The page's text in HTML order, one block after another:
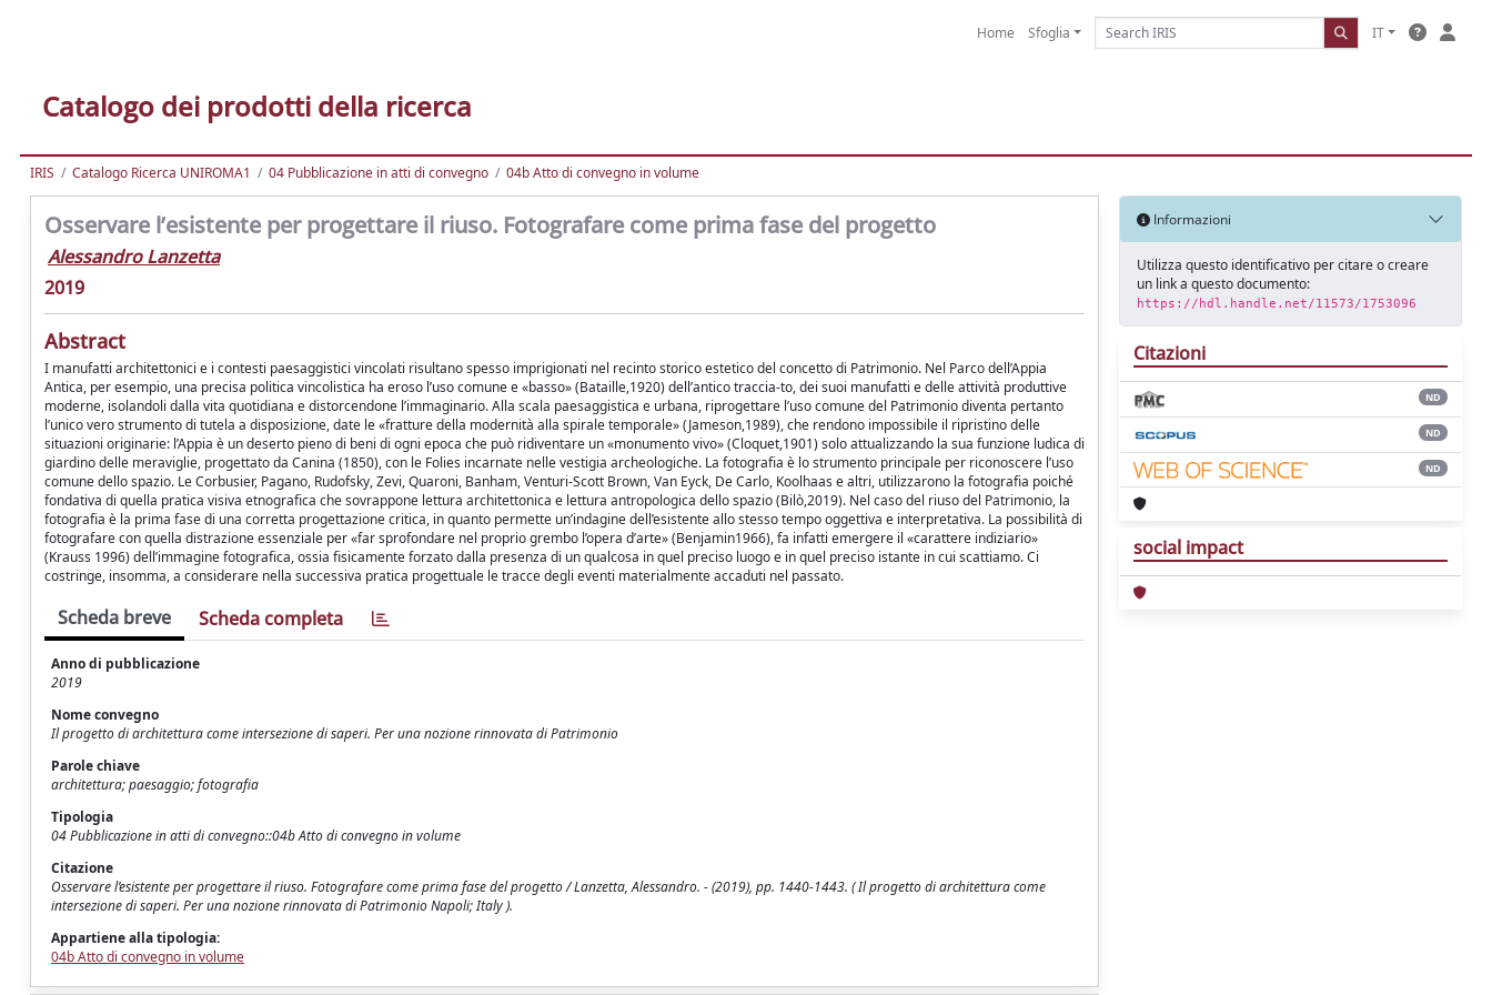
Home Sfoglia IT
Catalogo dei prodotti della ricerca
IRIS Catalogo Ricerca UNIROMA1 04 Pubblicazione in atti di convegno 04b Atto di convegno in volume
Osservare l’esistente per progettare il riuso. Fotografare come prima fase del progetto
Alessandro Lanzetta
2019
Abstract
I manufatti architettonici e i contesti paesaggistici vincolati risultano spesso imprigionati nel recinto storico estetico del concetto di Patrimonio. Nel Parco dell’Appia
Antica, per esempio, una precisa politica vincolistica ha eroso l’uso comune e «basso» (Bataille,1920) dell’antico traccia-to, dei suoi manufatti e delle attività produttive
moderne, isolandoli dalla vita quotidiana e distorcendone l’immaginario. Alla scala paesaggistica e urbana, riprogettare l’uso comune del Patrimonio diventa pertanto
l’unico vero strumento di tutela a disposizione, date le «fratture della modernità alla spirale temporale» (Jameson,1989), che rendono impossibile il ripristino delle
situazioni originarie: l’Appia è un deserto pieno di beni di ogni epoca che può ridiventare un «monumento vivo» (Cloquet,1901) solo attualizzando la sua funzione ludica di
giardino delle meraviglie, progettato da Canina (1850), con le Folies incarnate nelle vestigia archeologiche. La fotografia è lo strumento principale per riconoscere l’uso
comune dello spazio. Le Corbusier, Pagano, Rudofsky, Zevi, Quaroni, Banham, Venturi-Scott Brown, Van Eyck, De Carlo, Koolhaas e altri, utilizzarono la fotografia poiché
fondativa di quella pratica visiva etnografica che sovrappone lettura architettonica e lettura antropologica dello spazio (Bilò,2019). Nel caso del riuso del Patrimonio, la
fotografia è la prima fase di una corretta progettazione critica, in quanto permette un’indagine dell’esistente allo stesso tempo oggettiva e interpretativa. La possibilità di
fotografare con quella distrazione essenziale per «far sprofondare nel proprio grembo l’opera d’arte» (Benjamin1966), fa infatti emergere il «carattere indiziario»
(Krauss 1996) dell’immagine fotografica, ossia fisicamente forzato dalla presenza di un qualcosa in quel preciso luogo e in quel preciso istante in cui scattiamo. Ci
costringe, insomma, a considerare nella successiva pratica progettuale le tracce degli eventi materialmente accaduti nel passato.
Scheda breve Scheda completa
Anno di pubblicazione
2019
Nome convegno
Il progetto di architettura come intersezione di saperi. Per una nozione rinnovata di Patrimonio
Parole chiave
architettura; paesaggio; fotografia
Tipologia
04 Pubblicazione in atti di convegno::04b Atto di convegno in volume
Citazione
Osservare l’esistente per progettare il riuso. Fotografare come prima fase del progetto / Lanzetta, Alessandro. - (2019), pp. 1440-1443. ( Il progetto di architettura come
intersezione di saperi. Per una nozione rinnovata di Patrimonio Napoli; Italy ).
Appartiene alla tipologia:
04b Atto di convegno in volume
Informazioni
Utilizza questo identificativo per citare o creare
un link a questo documento:
https://hdl.handle.net/11573/1753096
Citazioni
ND
ND
ND
social impact